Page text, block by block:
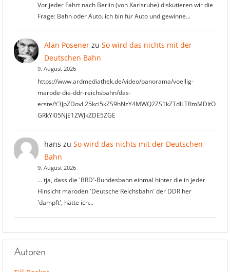
Vor jeder Fahrt nach Berlin (von Karlsruhe) diskutieren wir die
Frage: Bahn oder Auto. ich bin für Auto und gewinne…
Alan Posenerzu So wird das nichts mit der
Deutschen Bahn
9. August 2026
https://www.ardmediathek.de/video/panorama/voellig-
marode-die-ddr-reichsbahn/das-
erste/Y3JpZDovL25kci5kZS9hNzY4MWQ2ZS1kZTdlLTRmMDItO
GRkYi05NjE1ZWJkZDE5ZGE
hans zu So wird das nichts mit der Deutschen
Bahn
9. August 2026
… tja, dass die 'BRD'-Bundesbahn einmal hinter die in jeder
Hinsicht maroden 'Deutsche Reichsbahn' der DDR her
'dampft', hätte ich…
Autoren